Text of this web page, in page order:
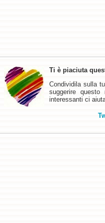
Ti è piaciuta
Condividila sulla
suggerire
interessanti ci